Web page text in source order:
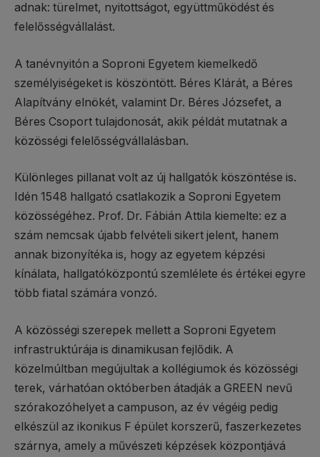
adnak: türelmet, nyitottságot, együttműködést és
felelősségvállalást.
A tanévnyitón a Soproni Egyetem kiemelkedő
személyiségeket is köszöntött. Béres Klárát, a Béres
Alapítvány elnökét, valamint Dr. Béres Józsefet, a
Béres Csoport tulajdonosát, akik példát mutatnak a
közösségi felelősségvállalásban.
Különleges pillanat volt az új hallgatók köszöntése is.
Idén 1548 hallgató csatlakozik a Soproni Egyetem
közösségéhez. Prof. Dr. Fábián Attila kiemelte: ez a
szám nemcsak újabb felvételi sikert jelent, hanem
annak bizonyítéka is, hogy az egyetem képzési
kínálata, hallgatóközpontú szemlélete és értékei egyre
több fiatal számára vonzó.
A közösségi szerepek mellett a Soproni Egyetem
infrastruktúrája is dinamikusan fejlődik. A
közelmúltban megújultak a kollégiumok és közösségi
terek, várhatóan októberben átadják a GREEN nevű
szórakozóhelyet a campuson, az év végéig pedig
elkészül az ikonikus F épület korszerű, faszerkezetes
szárnya, amely a művészeti képzések központjává